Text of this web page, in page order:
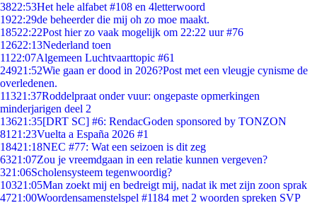
3822:53Het hele alfabet #108 en 4letterwoord
1922:29de beheerder die mij oh zo moe maakt.
18522:22Post hier zo vaak mogelijk om 22:22 uur #76
12622:13Nederland toen
11 22:07Algemeen Luchtvaarttopic #61
24921:52Wie gaan er dood in 2026?Post met een vleugje cynisme de
overledenen.
11321:37Roddelpraat onder vuur: ongepaste opmerkingen
minderjarigen deel 2
13621:35[DRT SC] #6: RendacGoden sponsored by TONZON
81 21:23Vuelta a España 2026 #1
18421:18NEC #77: Wat een seizoen is dit zeg
6321:07Zou je vreemdgaan in een relatie kunnen vergeven?
321:06Scholensysteem tegenwoordig?
10321:05Man zoekt mij en bedreigt mij, nadat ik met zijn zoon sprak
4721:00Woordensamenstelspel #1184 met 2 woorden spreken SVP